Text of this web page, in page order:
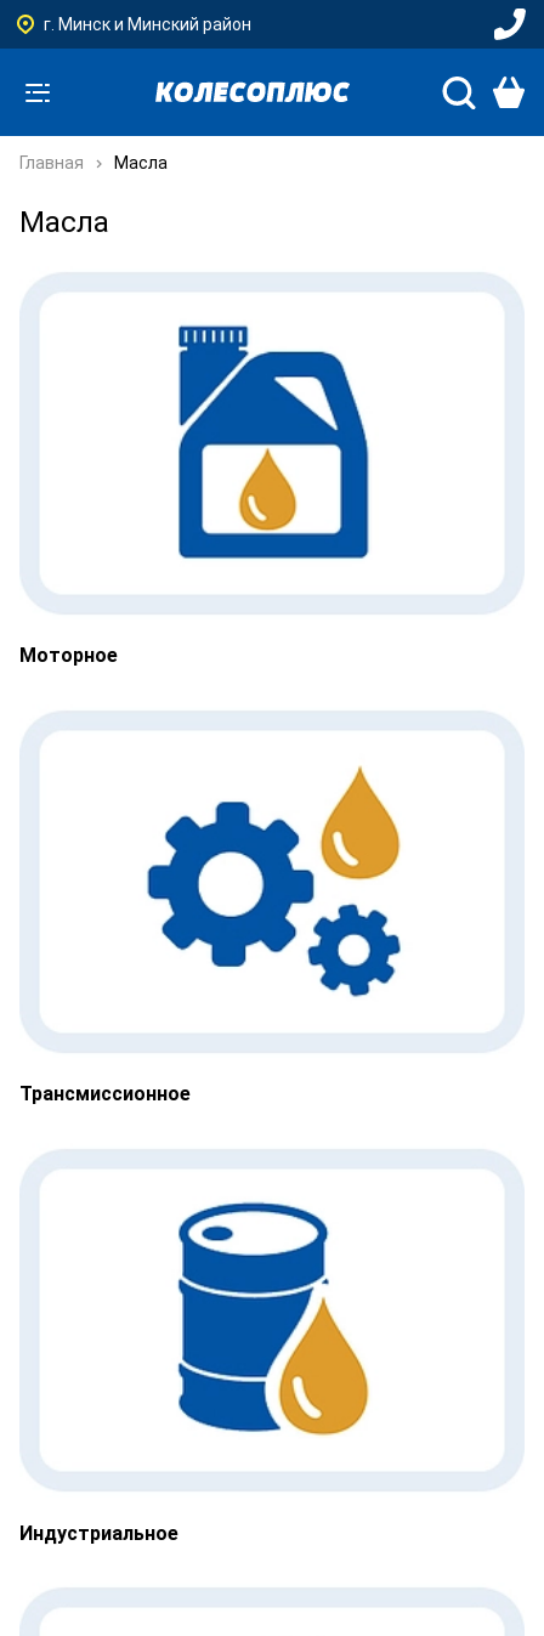
г. Минск и Минский район
Главная Масла
Масла
Моторное
Трансмиссионное
Индустриальное